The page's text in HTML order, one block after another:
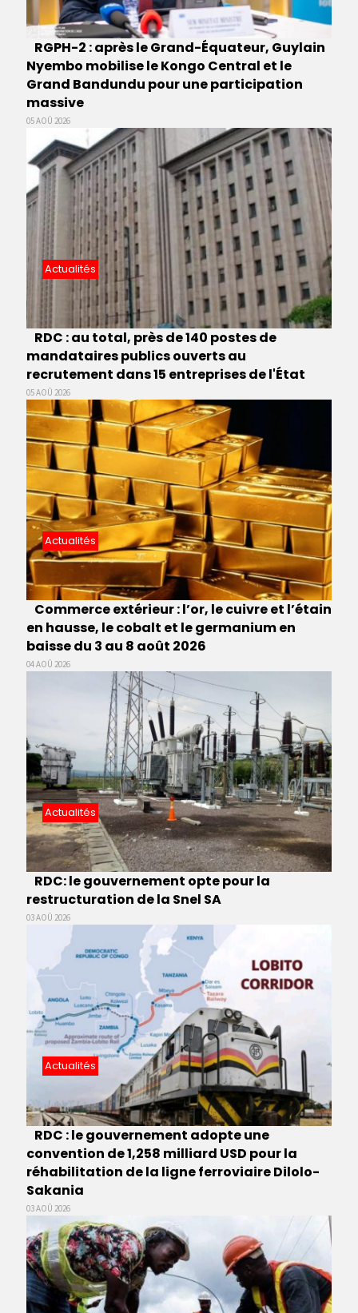
RGPH-2 : après le Grand-Équateur, Guylain
Nyembo mobilise le Kongo Central et le
Grand Bandundu pour une participation
massive
05 AOÛ 2026
Actualités
RDC : au total, près de 140 postes de
mandataires publics ouverts au
recrutement dans 15 entreprises de l'État
05 AOÛ 2026
Actualités
Commerce extérieur : l’or, le cuivre et l’étain
en hausse, le cobalt et le germanium en
baisse du 3 au 8 août 2026
04 AOÛ 2026
Actualités
RDC: le gouvernement opte pour la
restructuration de la Snel SA
03 AOÛ 2026
Actualités
RDC : le gouvernement adopte une
convention de 1,258 milliard USD pour la
réhabilitation de la ligne ferroviaire Dilolo-
Sakania
03 AOÛ 2026